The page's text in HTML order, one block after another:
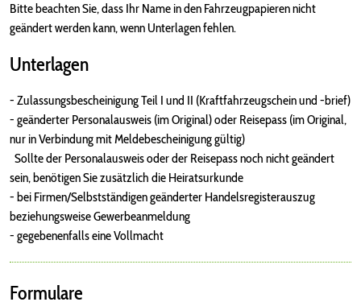
Bitte beachten Sie, dass Ihr Name in den Fahrzeugpapieren nicht
geändert werden kann, wenn Unterlagen fehlen.
Unterlagen
- Zulassungsbescheinigung Teil I und II (Kraftfahrzeugschein und -brief)
- geänderter Personalausweis (im Original) oder Reisepass (im Original,
nur in Verbindung mit Meldebescheinigung gültig)
Sollte der Personalausweis oder der Reisepass noch nicht geändert
sein, benötigen Sie zusätzlich die Heiratsurkunde
- bei Firmen/Selbstständigen geänderter Handelsregisterauszug
beziehungsweise Gewerbeanmeldung
- gegebenenfalls eine Vollmacht
Formulare